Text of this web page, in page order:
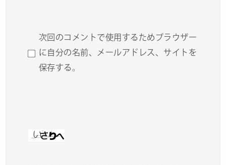
次回のコメントで使用するためブラウザー
に自分の名前、メールアドレス、サイトを
保存する。